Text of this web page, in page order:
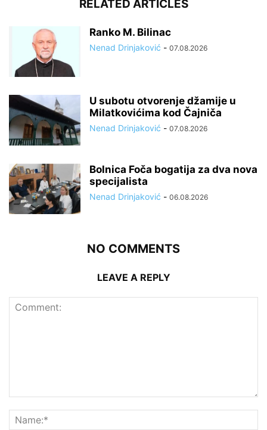
RELATED ARTICLES
Ranko M. Bilinac
Nenad Drinjaković - 07.08.2026
U subotu otvorenje džamije u
Milatkovićima kod Čajniča
Nenad Drinjaković - 07.08.2026
Bolnica Foča bogatija za dva nova
specijalista
Nenad Drinjaković - 06.08.2026
NO COMMENTS
LEAVE A REPLY